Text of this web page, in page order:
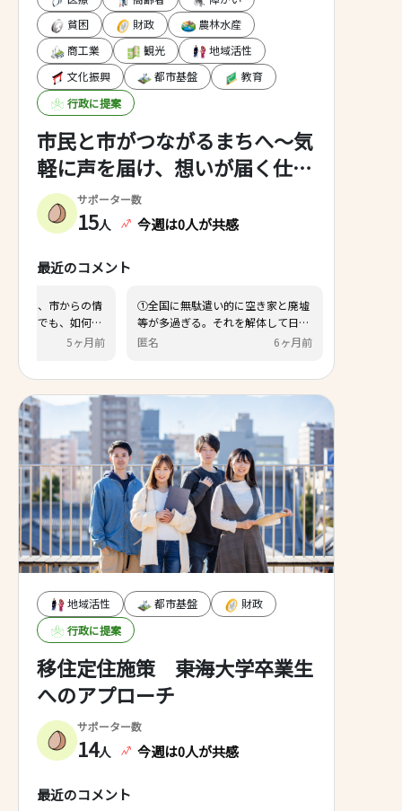
貧困
財政
農林水産
商工業
観光
地域活性
文化振興
都市基盤
教育
行政に提案
市民と市がつながるまちへ～気
軽に声を届け、想いが届く仕組
みづくり～
サポーター数
15人 今週は0人が共感
最近のコメント
「観光」の課題設定の中に「観光客
誘致の取り組み」が必要ではありま
せんか？ 秦野市には観光資源がい
むべきではないでしょうか。 「宿
泊客」を増やすことで、地元に落と
してもらえるお金も増え、地元の商
店や会社も潤います。 そのために
は、宿泊施設の増加が課題だと思い
ます。宿泊施設の誘致等の取り組み
を期待します。
ひろしです
広報の配布については、市か
報は紙媒体でもデータでも、
多くの市民に届けることがで
方法を採用するよう、働きか
いて、市では利活用と解体の
れの取り組みを進めていき、
空き家については、解体費用
制度を8年度から創設し、管
空家対策を進めていく予定で
小山田 良弘
地域活性 都市基盤
財政
行政に提案
移住定住施策 ――東海大学卒業生
へのアプローチ
サポーター数
14人 今週は0人が共感
最近のコメント